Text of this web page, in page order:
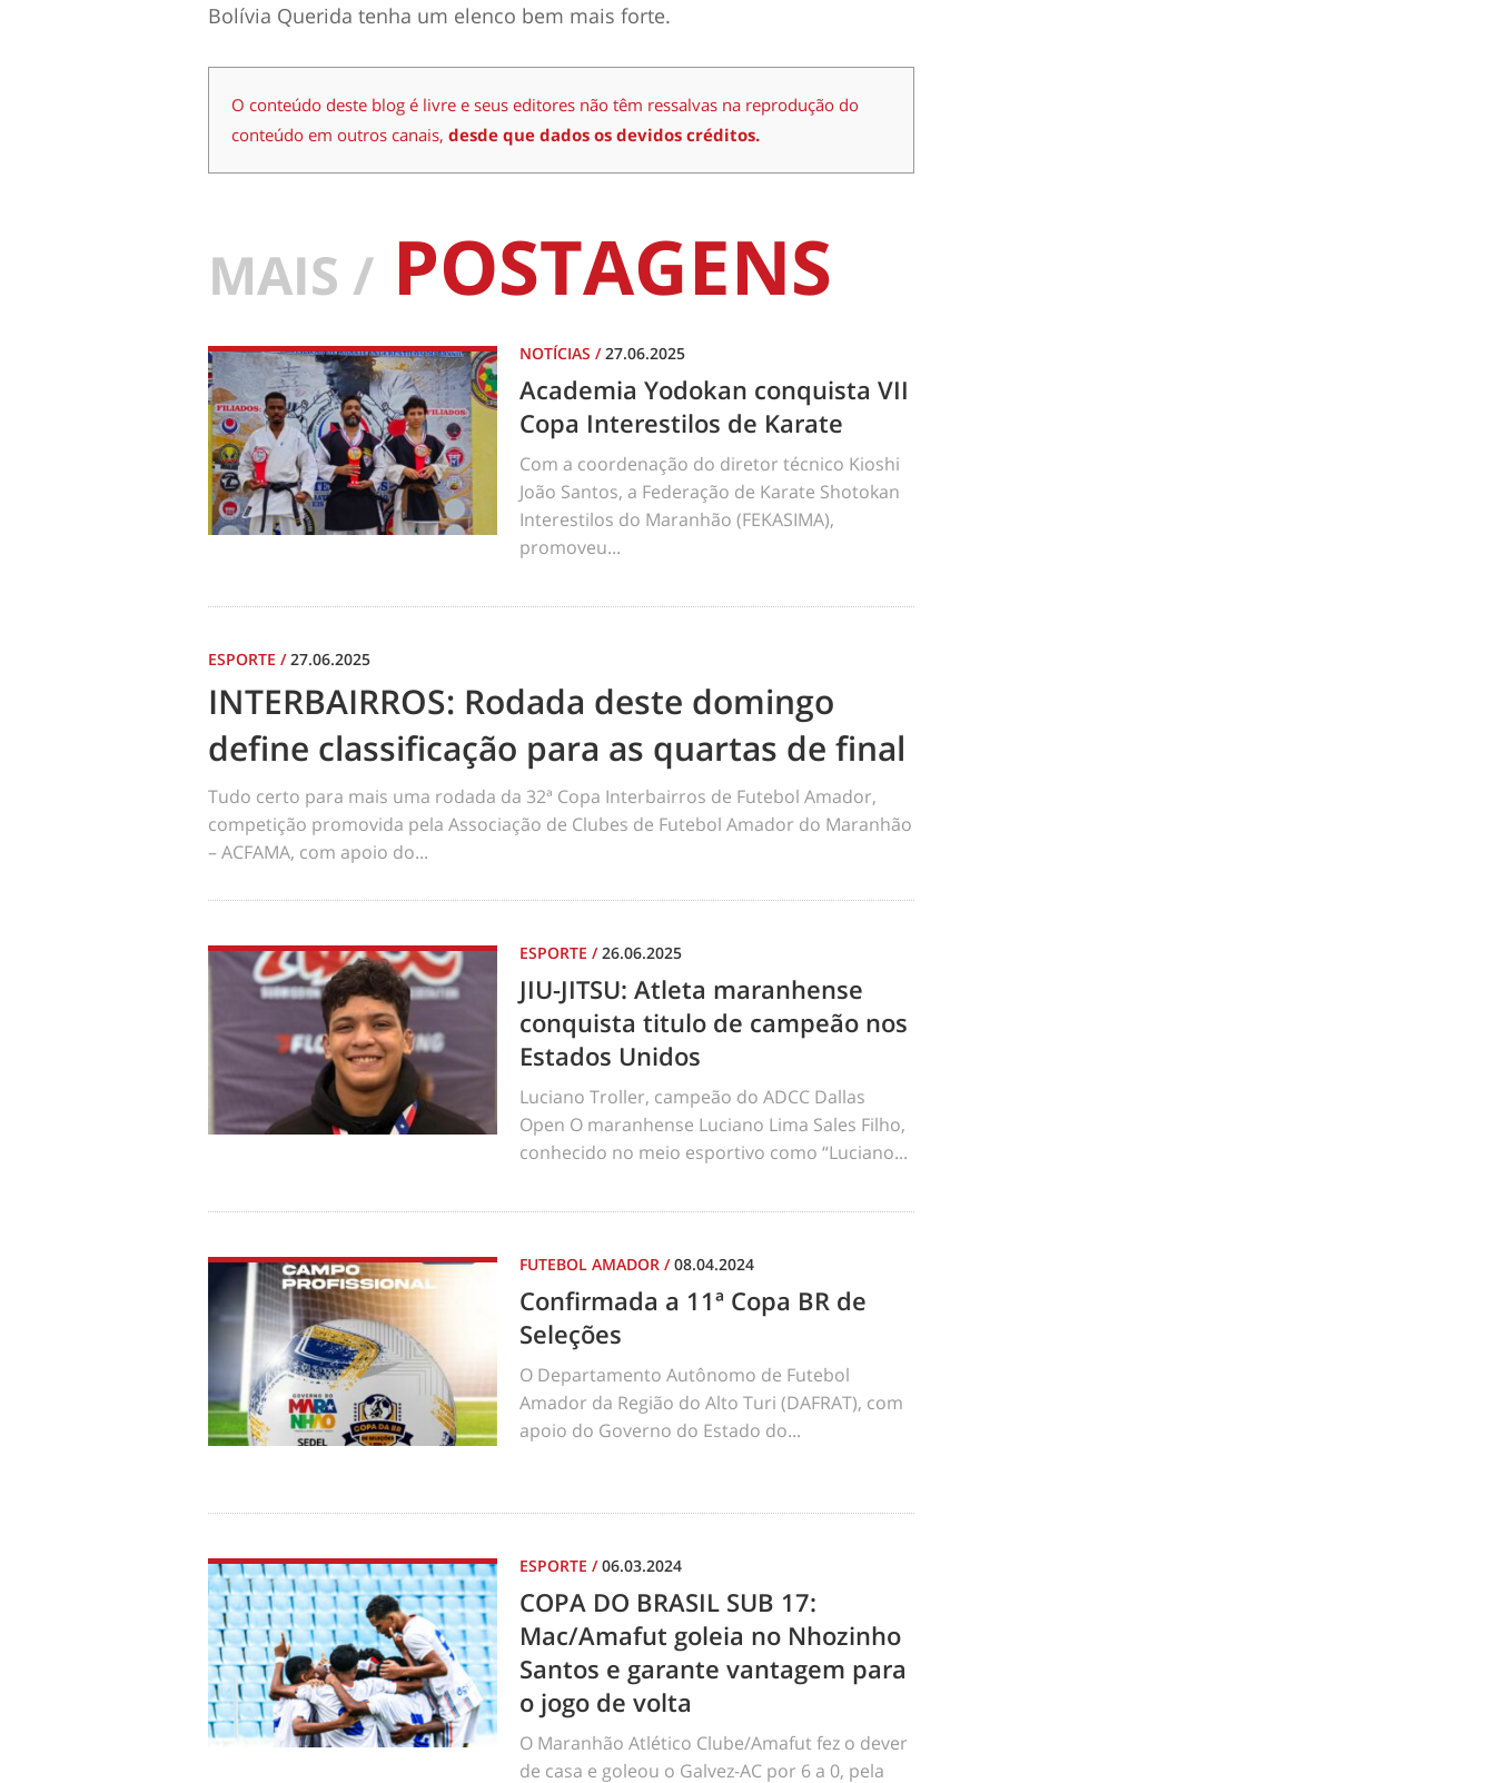
Bolívia Querida tenha um elenco bem mais forte.
O conteúdo deste blog é livre e seus editores não têm ressalvas na reprodução do
conteúdo em outros canais, desde que dados os devidos créditos.
MAIS / POSTAGENS
NOTÍCIAS /27.06.2025
Academia Yodokan conquista VII
Copa Interestilos de Karate
Com a coordenação do diretor técnico Kioshi
João Santos, a Federação de Karate Shotokan
Interestilos do Maranhão (FEKASIMA),
promoveu...
ESPORTE /27.06.2025
INTERBAIRROS: Rodada deste domingo
define classificação para as quartas de final
Tudo certo para mais uma rodada da 32ª Copa Interbairros de Futebol Amador,
competição promovida pela Associação de Clubes de Futebol Amador do Maranhão
– ACFAMA, com apoio do...
ESPORTE /26.06.2025
JIU-JITSU: Atleta maranhense
conquista titulo de campeão nos
Estados Unidos
Luciano Troller, campeão do ADCC Dallas
Open O maranhense Luciano Lima Sales Filho,
conhecido no meio esportivo como “Luciano...
FUTEBOL AMADOR /08.04.2024
Confirmada a 11ª Copa BR de
Seleções
O Departamento Autônomo de Futebol
Amador da Região do Alto Turi (DAFRAT), com
apoio do Governo do Estado do...
ESPORTE /06.03.2024
COPA DO BRASIL SUB 17:
Mac/Amafut goleia no Nhozinho
Santos e garante vantagem para
o jogo de volta
O Maranhão Atlético Clube/Amafut fez o dever
de casa e goleou o Galvez-AC por 6 a 0, pela